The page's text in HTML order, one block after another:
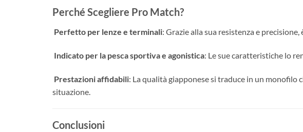
Perché Scegliere Pro Match?
Perfetto per lenze e terminali: Grazie alla sua resistenza e
Indicato per la pesca sportiva e agonistica: Le sue caratteristiche lo
Prestazioni affidabili: La qualità giapponese si traduce in un monofilo
situazione.
Conclusioni